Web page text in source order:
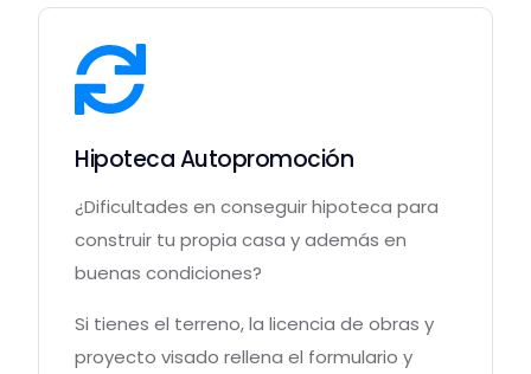
Hipoteca Autopromoción
¿Dificultades en conseguir hipoteca para
construir tu propia casa y además en
buenas condiciones?
Si tienes el terreno, la licencia de obras y
proyecto visado rellena el formulario y